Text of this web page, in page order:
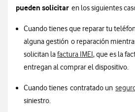
pueden solicitar en los siguientes
Cuando tienes que reparar tu
alguna gestión o reparación
solicitan lafactura IMEI, que es la
entregan al comprar el dispositivo.
Cuando tienes contratado un
siniestro.